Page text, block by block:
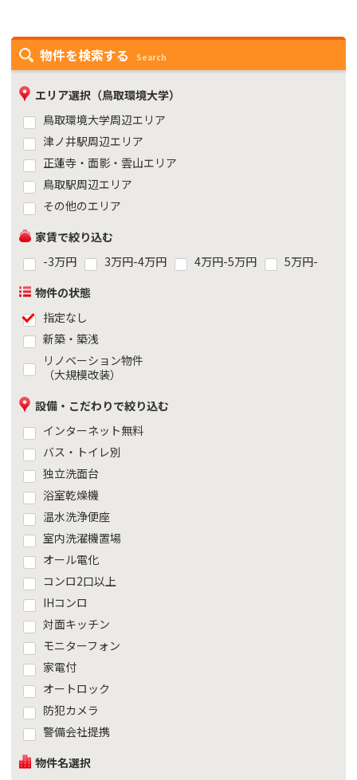
物件を検索する Search
エリア選択（鳥取環境大学）
鳥取環境大学周辺エリア
津ノ井駅周辺エリア
正蓮寺・面影・雲山エリア
鳥取駅周辺エリア
その他のエリア
家賃で絞り込む
-3万円
3万円-4万円 4万円-5万円
5万円-
物件の状態
指定なし
新築・築浅
リノベーション物件
（大規模改装）
設備・こだわりで絞り込む
インターネット無料
バス・トイレ別
独立洗面台
浴室乾燥機
温水洗浄便座
室内洗濯機置場
オール電化
コンロ2口以上
IHコンロ
対面キッチン
モニターフォン
家電付
オートロック
防犯カメラ
警備会社提携
物件名選択